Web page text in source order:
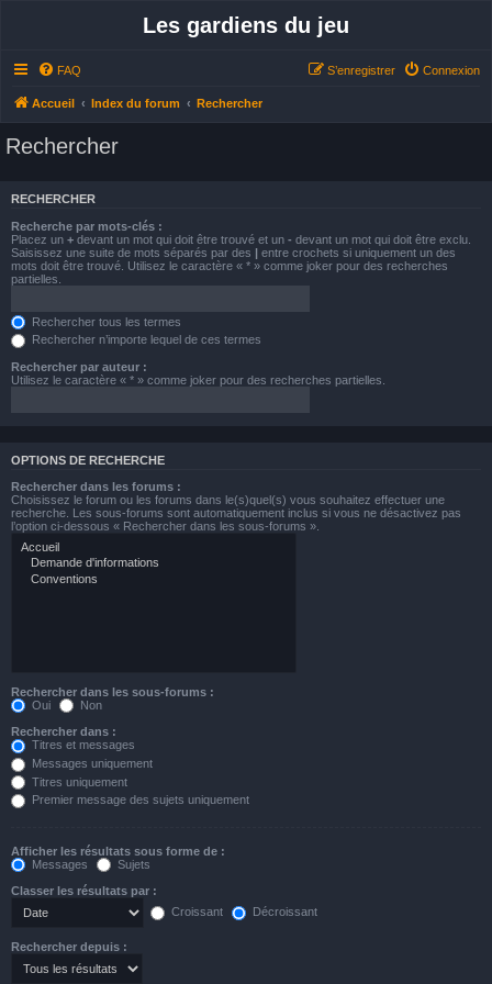
Les gardiens du jeu
FAQ Connexion
S’enregistrer
Accueil Index du forum Rechercher
Rechercher
RECHERCHER
Recherche par mots-clés :
Placez un + devant un mot qui doit être trouvé et un - devant un mot qui doit être exclu.
Saisissez une suite de mots séparés par des | entre crochets si uniquement un des
mots doit être trouvé. Utilisez le caractère « * » comme joker pour des recherches
partielles.
Rechercher tous les termes
Rechercher n’importe lequel de ces termes
Rechercher par auteur :
Utilisez le caractère « * » comme joker pour des recherches partielles.
OPTIONS DE RECHERCHE
Rechercher dans les forums :
Choisissez le forum ou les forums dans le(s)quel(s) vous souhaitez effectuer une
recherche. Les sous-forums sont automatiquement inclus si vous ne désactivez pas
l’option ci-dessous « Rechercher dans les sous-forums ».
Rechercher dans les sous-forums :
Oui
Non
Rechercher dans :
Titres et messages
Messages uniquement
Titres uniquement
Premier message des sujets uniquement
Afficher les résultats sous forme de :
Messages
Sujets
Classer les résultats par :
Croissant
Décroissant
Rechercher depuis :